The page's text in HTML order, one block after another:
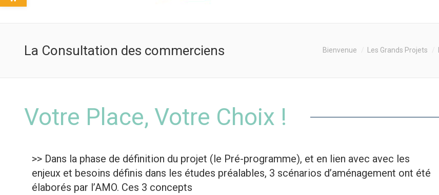
La Consultation des commerciens Bienvenue Les Grands Projets
Votre Place, Votre Choix !
>> Dans la phase de définition du projet (le Pré-programme), et en lien avec avec les
enjeux et besoins définis dans les études préalables, 3 scénarios d’aménagement ont été
élaborés par l’AMO. Ces 3 concepts